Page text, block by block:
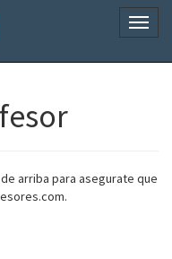
arriba para asegurate que